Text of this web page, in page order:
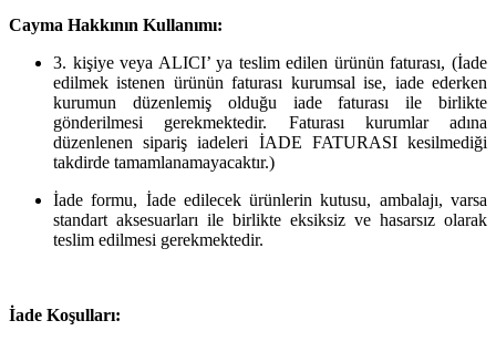
Cayma Hakkının Kullanımı:
3. kişiye veya ALICI’ ya teslim edilen ürünün faturası, (İade
edilmek istenen ürünün faturası kurumsal ise, iade ederken
kurumun düzenlemiş olduğu iade faturası ile birlikte
gönderilmesi gerekmektedir. Faturası kurumlar adına
düzenlenen sipariş iadeleri İADE FATURASI kesilmediği
takdirde tamamlanamayacaktır.)
İade formu, İade edilecek ürünlerin kutusu, ambalajı, varsa
standart aksesuarları ile birlikte eksiksiz ve hasarsız olarak
teslim edilmesi gerekmektedir.
İade Koşulları: